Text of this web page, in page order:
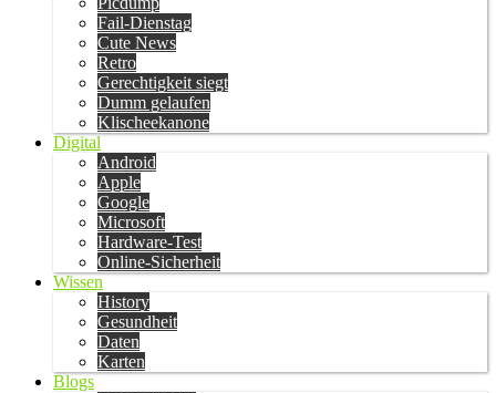
Fail-Dienstag
Cute News
Retro
Gerechtigkeit siegt
Dumm gelaufen
Klischeekanone
Digital
Android
Apple
Google
Microsoft
Hardware-Test
Online-Sicherheit
Wissen
History
Gesundheit
Daten
Karten
Blogs